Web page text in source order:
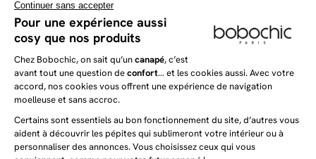
JAGNA
Lit coffre JAGNA 899 €
CLOTHILDE
Lit coffre CLOTHILDE